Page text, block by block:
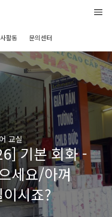
활동 문의센터
교실
기본 회화 -
세요/아껴
시죠?